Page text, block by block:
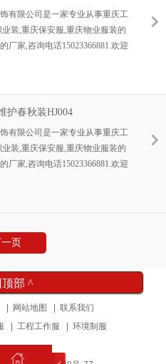
有限公司是一家专业从事重庆工
装,重庆保安服,重庆物业服装的
厂家,咨询电话15023366881.欢迎
护春秋装HJ004
有限公司是一家专业从事重庆工
装,重庆保安服,重庆物业服装的
厂家,咨询电话15023366881.欢迎
页
部 ^
网站地图
联系我们
工程工作服 环境制服
饰有限公司